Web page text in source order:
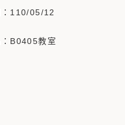
：110/05/12
B0405教室